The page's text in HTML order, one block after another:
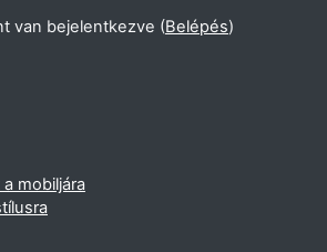
van bejelentkezve (Belépés)
mobiljára